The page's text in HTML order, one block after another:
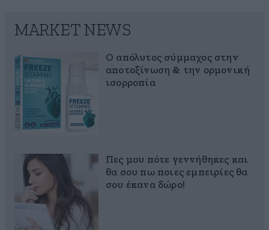
MARKET NEWS
Ο απόλυτος σύμμαχος στην
αποτοξίνωση & την ορμονική
ισορροπία
Πες μου πότε γεννήθηκες και
θα σου πω ποιες εμπειρίες θα
σου έκανα δώρο!